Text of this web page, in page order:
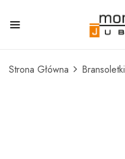
Strona Główna Bransoletki